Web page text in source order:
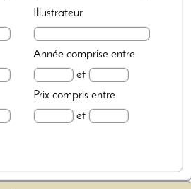
Illustrateur
Annéecomprise entre
et
Prixcompris entre
et